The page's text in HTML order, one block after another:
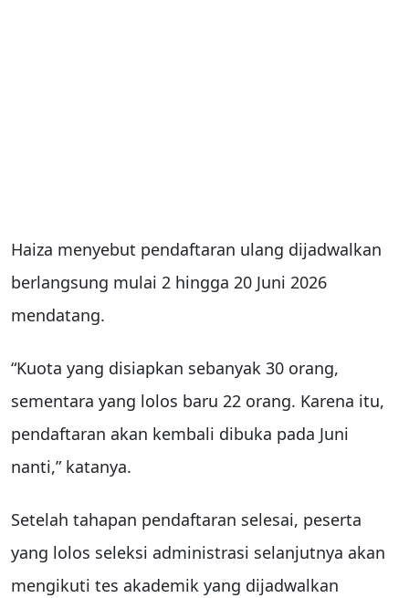
Haiza menyebut pendaftaran ulang dijadwalkan
berlangsung mulai 2 hingga 20 Juni 2026
mendatang.
“Kuota yang disiapkan sebanyak 30 orang,
sementara yang lolos baru 22 orang. Karena itu,
pendaftaran akan kembali dibuka pada Juni
nanti,” katanya.
Setelah tahapan pendaftaran selesai, peserta
yang lolos seleksi administrasi selanjutnya akan
mengikuti tes akademik yang dijadwalkan